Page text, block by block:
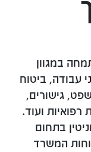
במגוון
עבודה, ביטוח
גישורים,
רפואיות ועוד.
בתחום
המשרד